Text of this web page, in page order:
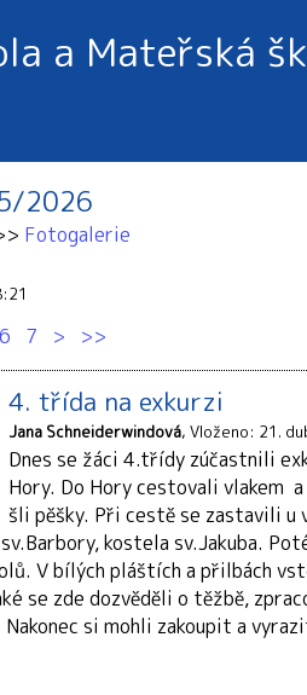
a Mateřská
2026
Fotogalerie
6 7 > >>
4. třída na exkurzi
Jana Schneiderwindová Vloženo: 21.
Dnes se žáci 4.třídy zúčastnili
Hory. Do Hory cestovali vlakem
šli pěšky. Při cestě se zastavili u
kostela sv.Jakuba.
V bílých pláštích a přilbách
se zde dozvěděli o těžbě,
si mohli zakoupit a